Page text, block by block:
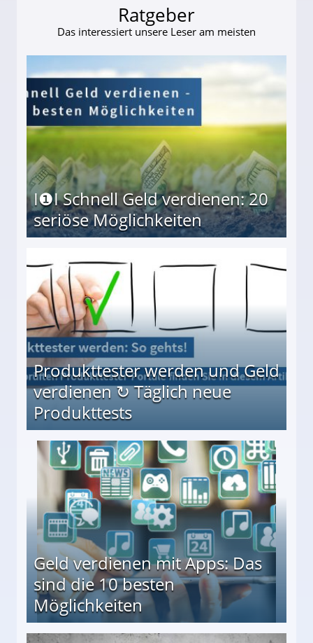
Ratgeber
Das interessiert unsere Leser am meisten
I❶I Schnell Geld verdienen: 20
seriöse Möglichkeiten
Produkttester werden und Geld
verdienen ↻ Täglich neue
Produkttests
↻ Täglich neue Produkttests
Geld verdienen mit Apps: Das
sind die 10 besten
Möglichkeiten
besten Möglichkeiten